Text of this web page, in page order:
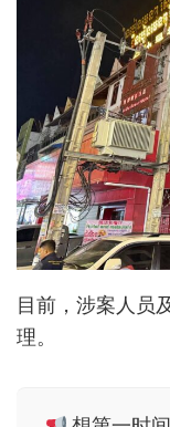
目前，涉案人员
理。